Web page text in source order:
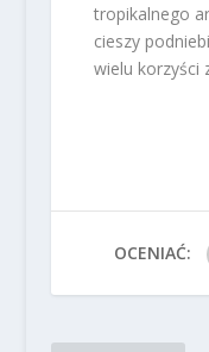
tropikalnego
cieszy
wielu korzyści
OCENIAĆ: